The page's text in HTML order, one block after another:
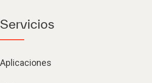
Servicios
Aplicaciones